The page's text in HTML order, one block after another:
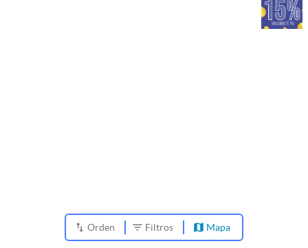
Orden Filtros Mapa